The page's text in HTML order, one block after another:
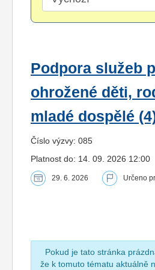
Podpora služeb
ohrožené děti,
mladé dospělé
Číslo výzvy: 085
Platnost do: 14. 09. 2026 12:00
29. 6. 2026 Určeno
Pokud je tato stránka
že k tomuto tématu aktuálně